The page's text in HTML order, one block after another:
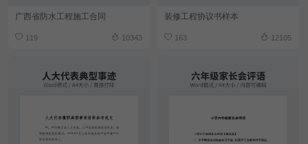
广西省防水工程施工合同
119 10343
装修工程协议书样本
163 12105